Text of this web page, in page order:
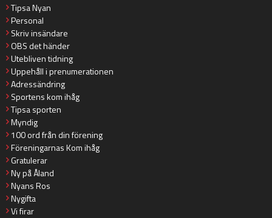
Tipsa Nyan
Personal
Skriv insändare
OBS det händer
Utebliven tidning
Uppehåll i prenumerationen
Adressändring
Sportens kom ihåg
Tipsa sporten
Myndig
100 ord från din förening
Föreningarnas Kom ihåg
Gratulerar
Ny på Åland
Nyans Ros
Nygifta
Vi firar